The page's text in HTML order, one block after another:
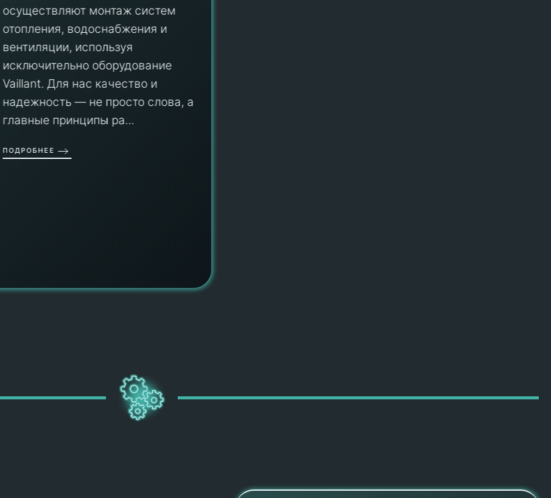
осуществляют монтаж систем
отопления, водоснабжения и
вентиляции, используя
исключительно оборудование
Vaillant. Для нас качество и
надежность — не просто слова, а
главные принципы ра...
ПОДРОБНЕЕ